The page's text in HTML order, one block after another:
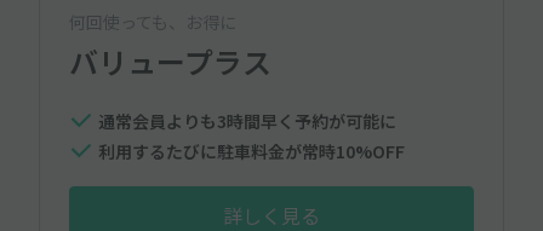
何回使っても、お得に
バリュープラス
通常会員よりも3時間早く予約が可能に
利用するたびに駐車料金が常時10%OFF
詳しく見る